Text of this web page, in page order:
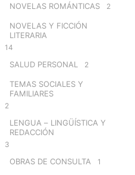
NOVELAS ROMÁNTICAS 2
NOVELAS Y FICCIÓN
LITERARIA
14
SALUD PERSONAL 2
TEMAS SOCIALES Y
FAMILIARES
2
LENGUA – LINGÜÍSTICA Y
REDACCIÓN
3
OBRAS DE CONSULTA 1